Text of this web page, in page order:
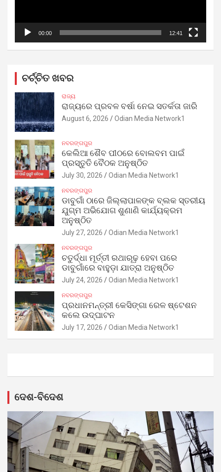
00:00 12:41
ଚର୍ଚ୍ଚିତ ଖବର
ରାଜ୍ୟ
ରାଜ୍ୟରେ ପ୍ରବଳ ବର୍ଷା ନେଇ ସତର୍କତା ଜାରି
August 6, 2026 Odian Media Network1
ନବରଙ୍ଗପୁର
କେଲିଆ ଶୈବ ପୀଠରେ ବୋଲବମ ପାଇଁ
ପ୍ରସ୍ତୁତି ବୈଠକ ଅନୁଷ୍ଠିତ
July 30, 2026 Odian Media Network1
ନବରଙ୍ଗପୁର
ଡାବୁଗାଁ ଠାରେ ଜିଲ୍ଲାପାଳଙ୍କ ବ୍ଲକ ସ୍ତରୀୟ
ଯୁଗ୍ମ ଅଭିଯୋଗ ଶୁଣାଣି କାର୍ଯ୍ୟକ୍ରମ
ଅନୁଷ୍ଠିତ
July 27, 2026 Odian Media Network1
ନବରଙ୍ଗପୁର
ଚତୁର୍ଦ୍ଧା ମୂର୍ତ୍ତୀ ରଥାରୂଢ଼ ହେବା ପରେ
ଡାବୁଗାଁରେ ବାହୁଡ଼ା ଯାତ୍ରା ଅନୁଷ୍ଠିତ
July 24, 2026 Odian Media Network1
ନବରଙ୍ଗପୁର
ପ୍ରଧାନମନ୍ତ୍ରୀ କେସିଙ୍ଗା ରେଳ ଷ୍ଟେଶନ
କଲେ ଉଦ୍‌ଘାଟନ
July 17, 2026 Odian Media Network1
ଦେଶ-ବିଦେଶ